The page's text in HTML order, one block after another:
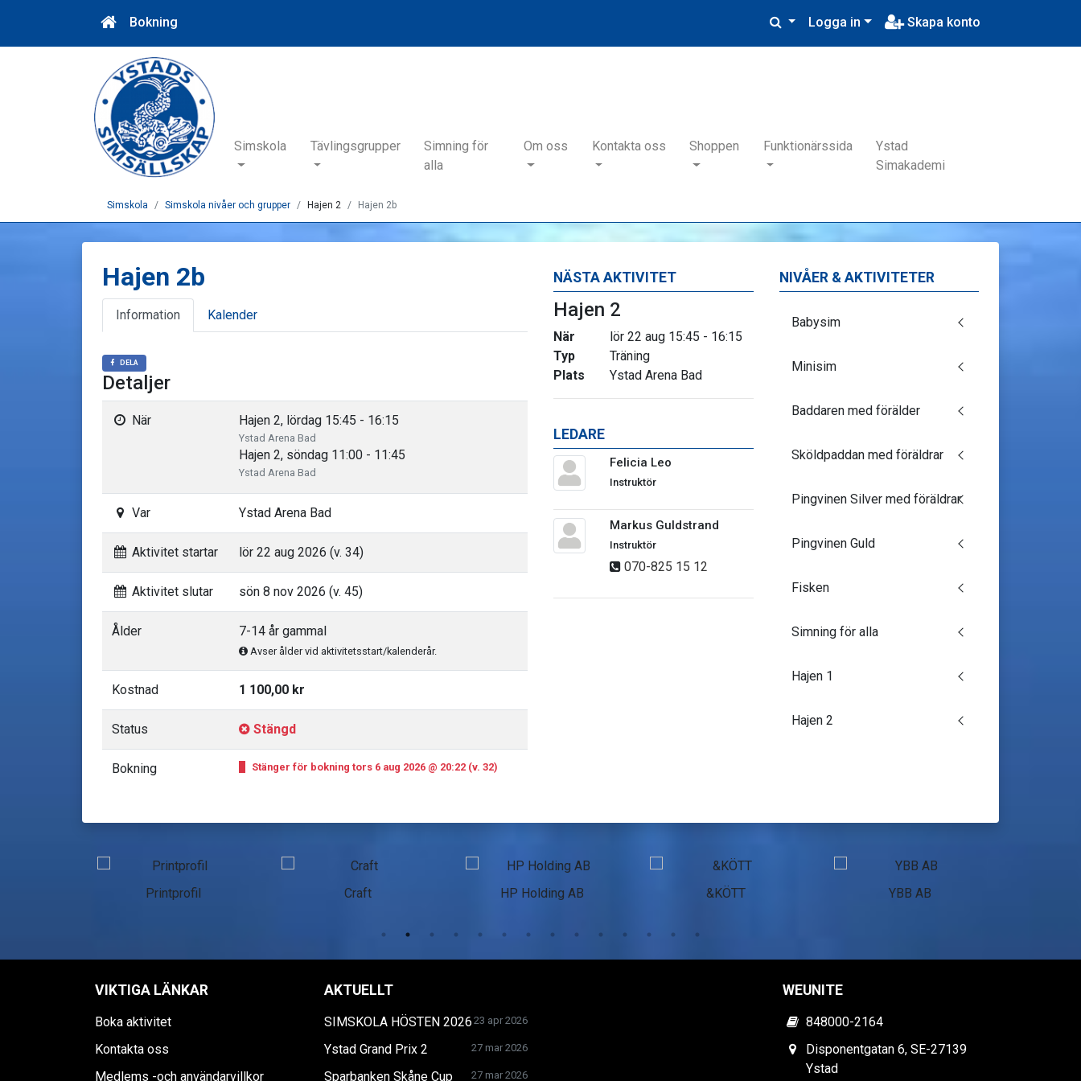
Bokning Logga in Skapa konto
Simskola Tävlingsgrupper
Simning för
alla
Om oss Kontakta oss Shoppen Funktionärssida
Ystad
Simakademi
Simskola Simskola nivåer och grupper Hajen 2 Hajen 2b
NÄSTA AKTIVITET
Hajen 2
När
lör 22 aug 15:45 - 16:15
Typ
Träning
Plats
Ystad Arena Bad
LEDARE
Felicia Leo
Instruktör
Markus Guldstrand
Instruktör
070-825 15 12
Hajen 2b
Information Kalender
DELA
Detaljer
När Hajen 2, lördag 15:45 - 16:15
Ystad Arena Bad
Hajen 2, söndag 11:00 - 11:45
Ystad Arena Bad
Var Ystad Arena Bad
Aktivitet startar lör 22 aug 2026 (v. 34)
Aktivitet slutar sön 8 nov 2026 (v. 45)
Ålder 7-14 år gammal
Avser ålder vid aktivitetsstart/kalenderår.
Kostnad 1 100,00 kr
Status Stängd
Bokning Stänger för bokning tors 6 aug 2026 @ 20:22 (v. 32)
NIVÅER & AKTIVITETER
Babysim
Minisim
Baddaren med förälder
Sköldpaddan med föräldrar
Pingvinen Silver med föräldrar
Pingvinen Guld
Fisken
Simning för alla
Hajen 1
Hajen 2
Printprofil Craft HP Holding AB &KÖTT YBB AB
VIKTIGA LÄNKAR
Boka aktivitet
Kontakta oss
Medlems -och användarvillkor
AKTUELLT
SIMSKOLA HÖSTEN 2026 23 apr 2026
Ystad Grand Prix 2 27 mar 2026
Sparbanken Skåne Cup 27 mar 2026
WEUNITE
848000-2164
Disponentgatan 6, SE-27139
Ystad